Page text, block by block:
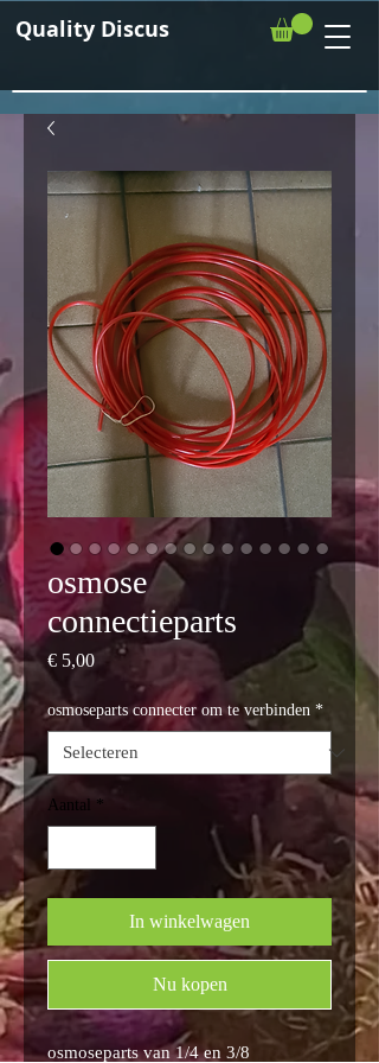
Quality Discus
osmose
connectieparts
€ 5,00Prijs
osmoseparts connecter om te verbinden *
Aantal *
In winkelwagen
Nu kopen
osmoseparts van 1/4 en 3/8